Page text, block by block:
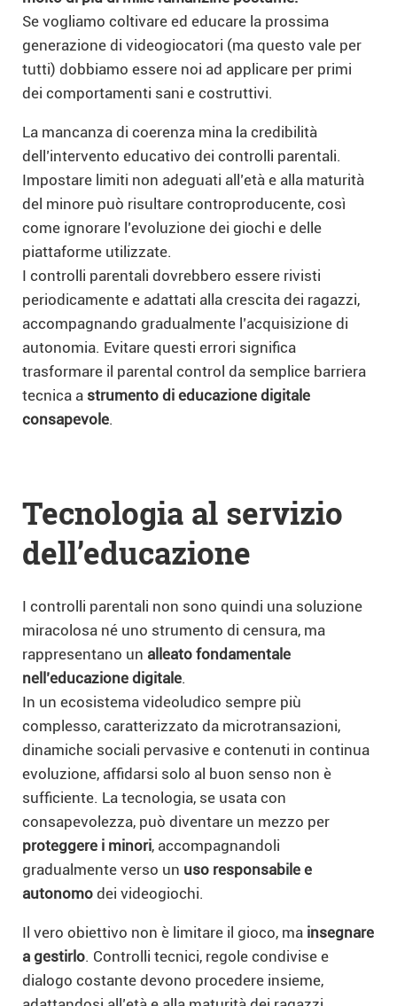
Se vogliamo coltivare ed educare la prossima
generazione di videogiocatori (ma questo vale per
tutti) dobbiamo essere noi ad applicare per primi
dei comportamenti sani e costruttivi.
La mancanza di coerenza mina la credibilità
dell’intervento educativo dei controlli parentali.
Impostare limiti non adeguati all’età e alla maturità
del minore può risultare controproducente, così
come ignorare l’evoluzione dei giochi e delle
piattaforme utilizzate.
I controlli parentali dovrebbero essere rivisti
periodicamente e adattati alla crescita dei ragazzi,
accompagnando gradualmente l’acquisizione di
autonomia. Evitare questi errori significa
trasformare il parental control da semplice barriera
tecnica a strumento di educazione digitale
consapevole.
Tecnologia al servizio
dell’educazione
I controlli parentali non sono quindi una soluzione
miracolosa né uno strumento di censura, ma
rappresentano un alleato fondamentale
nell’educazione digitale.
In un ecosistema videoludico sempre più
complesso, caratterizzato da microtransazioni,
dinamiche sociali pervasive e contenuti in continua
evoluzione, affidarsi solo al buon senso non è
sufficiente. La tecnologia, se usata con
consapevolezza, può diventare un mezzo per
proteggere i minori, accompagnandoli
gradualmente verso un uso responsabile e
autonomo dei videogiochi.
Il vero obiettivo non è limitare il gioco, ma insegnare
a gestirlo. Controlli tecnici, regole condivise e
dialogo costante devono procedere insieme,